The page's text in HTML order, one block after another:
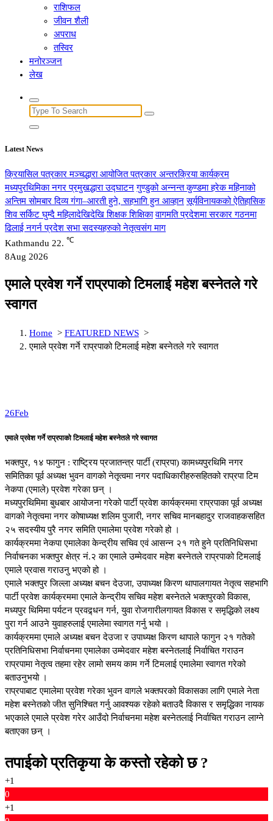
राशिफल
जीवन शैली
अपराध
तस्विर
मनोरञ्जन
लेख
Search
for:
Latest News
क्रियासिल पत्रकार मञ्चद्धारा आयोजित पत्रकार अन्तरक्रिया कार्यक्रम
मध्यपुरथिमिका नगर प्रमुखद्धारा उद्घाटन गुण्डुको अन्नन्त कुण्डमा हरेक महिनाको
अन्तिम सोमबार दिव्य गंगा–आरती हुने, सहभागि हुन आव्हान सूर्यविनायकको ऐतिहासिक
शिव सर्किट घुम्दै महिलादेखिदेखि शिक्षक शिक्षिका वागमति प्रदेशमा सरकार गठनमा
ढिलाई नगर्न प्रदेश सभा सदस्यहरुको नेतृत्वसंग माग
Kathmandu 22. ℃
8Aug 2026
एमाले प्रवेश गर्ने राप्रपाको टिमलाई महेश बस्नेतले गरे
स्वागत
Home > FEATURED NEWS >
एमाले प्रवेश गर्ने राप्रपाको टिमलाई महेश बस्नेतले गरे स्वागत
26Feb
एमाले प्रवेश गर्ने राप्रपाको टिमलाई महेश बस्नेतले गरे स्वागत
भक्तपुर, १४ फागुन : राष्ट्रिय प्रजातन्त्र पार्टी (राप्रपा) कामध्यपुरथिमि नगर
समितिका पूर्व अध्यक्ष भुवन वागको नेतृत्वमा नगर पदाधिकारीहरुसहितको राप्रपा टिम
नेकपा (एमाले) प्रवेश गरेका छन् ।
मध्यपुरथिमिमा बुधबार आयोजना गरेको पार्टी प्रवेश कार्यक्रममा राप्रपाका पूर्व अध्यक्ष
वागको नेतृत्वमा नगर कोषाध्यक्ष शलिम पुजारी, नगर सचिव मानबहादुर राजवाहकसहित
२५ सदस्यीय पुरै नगर समिति एमालेमा प्रवेश गरेको हो ।
कार्यक्रममा नेकपा एमालेका केन्द्रीय सचिव एवं आसन्न २१ गते हुने प्रतिनिधिसभा
निर्वाचनका भक्तपुर क्षेत्र नं.२ का एमाले उम्मेदवार महेश बस्नेतले राप्रपाको टिमलाई
एमाले प्रवास गराउनु भएको हो ।
एमाले भक्तपुर जिल्ला अध्यक्ष बचन देउजा, उपाध्यक्ष किरण थापालगायत नेतृत्व सहभागि
पार्टी प्रवेश कार्यक्रममा एमाले केन्द्रीय सचिव महेश बस्नेतले भक्तपुरको विकास,
मध्यपुर थिमिमा पर्यटन प्रवद्र्धन गर्न, युवा रोजगारीलगायत विकास र समृद्धिको लक्ष्य
पुरा गर्न आउने युवाहरुलाई एमालेमा स्वागत गर्नु भयो ।
कार्यक्रममा एमाले अध्यक्ष बचन देउजा र उपाध्यक्ष किरण थापाले फागुन २१ गतेको
प्रतिनिधिसभा निर्वाचनमा एमालेका उम्मेदवार महेश बस्नेतलाई निर्वाचित गराउन
राप्रपामा नेतृत्व तहमा रहेर लामो समय काम गर्ने टिमलाई एमालेमा स्वागत गरेको
बताउनुभयो ।
राप्रपाबाट एमालेमा प्रवेश गरेका भुवन वागले भक्तपरको विकासका लागि एमाले नेता
महेश बस्नेतको जीत सुनिश्चित गर्नु आवश्यक रहेको बताउदै विकास र समृद्धिका नायक
भएकाले एमाले प्रवेश गरेर आउँदो निर्वाचनमा महेश बस्नेतलाई निर्वाचित गराउन लाग्ने
बताएका छन् ।
तपाईको प्रतिकृया के कस्तो रहेको छ ?
+1
0
+1